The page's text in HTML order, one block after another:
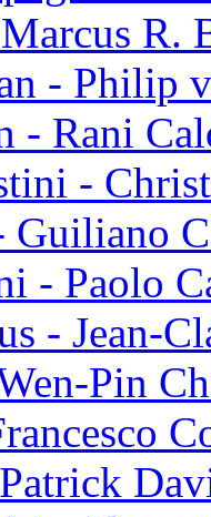
R.
- Philip
- Rani
-
Guiliano
- Paolo
- Jean-
Pin